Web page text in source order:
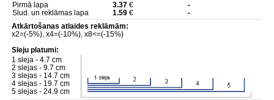
Pirmā lapa
3.37€
-
Slud. un reklāmas lapa
1.59€
-
Atkārtošanas atlaides reklāmām:
x2=(-5%), x4=(-10%), x8<=(-15%)
Sleju platumi:
1 sleja - 4.7 cm
2 slejas - 9.7 cm
3 slejas - 14.7 cm
4 slejas - 19.7 cm
5 slejas - 24.9 cm